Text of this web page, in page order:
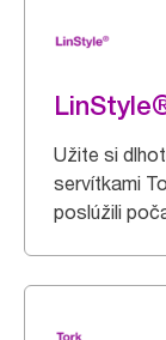
Užite si
servítkami
poslúžili